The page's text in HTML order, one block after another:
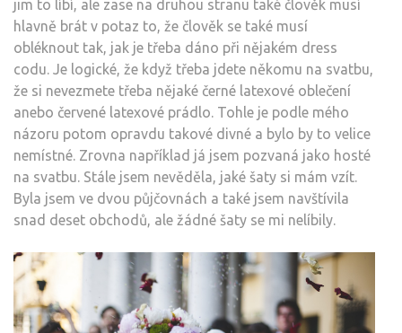
jim to líbí, ale zase na druhou stranu také člověk musí
hlavně brát v potaz to, že člověk se také musí
obléknout tak, jak je třeba dáno při nějakém dress
codu. Je logické, že když třeba jdete někomu na svatbu,
že si nevezmete třeba nějaké černé latexové oblečení
anebo červené latexové prádlo. Tohle je podle mého
názoru potom opravdu takové divné a bylo by to velice
nemístné. Zrovna například já jsem pozvaná jako hosté
na svatbu. Stále jsem nevěděla, jaké šaty si mám vzít.
Byla jsem ve dvou půjčovnách a také jsem navštívila
snad deset obchodů, ale žádné šaty se mi nelíbily.